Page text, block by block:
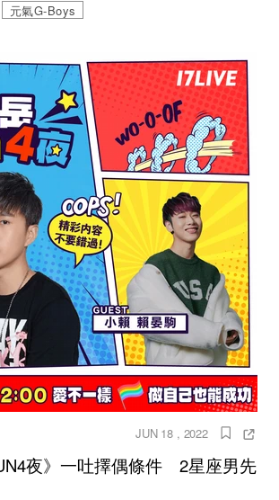
元氣G-Boys
JUN 18 , 2022
夜》一吐擇偶條件 2星座男先